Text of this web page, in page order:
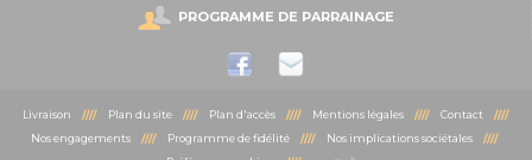
PROGRAMME DE PARRAINAGE
Livraison //// Plan du site //// Plan d'accès //// Mentions légales //// Contact ////
Nos engagements//// Programme de fidélité//// Nos implications sociétales////